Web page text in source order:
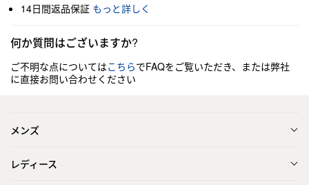
14日間返品保証 もっと詳しく
何か質問はございますか?
ご不明な点についてはこちらでFAQをご覧いただき、または弊社
に直接お問い合わせください
メンズ
レディース